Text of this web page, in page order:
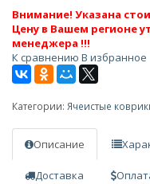
Внимание! Указана
Цену в Вашем регионе
менеджера !!!
К сравнению В избранное
Категории: Ячеистые
Описание
Доставка